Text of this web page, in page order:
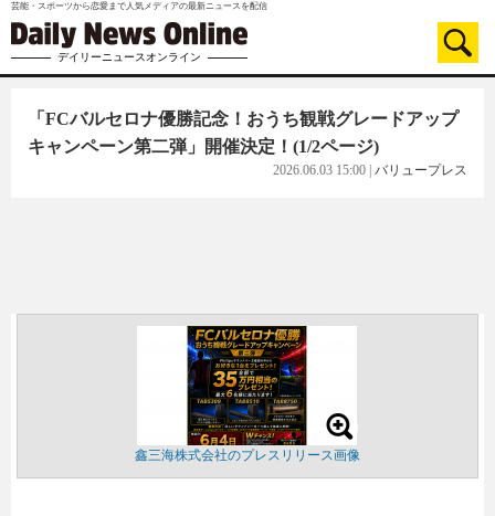
芸能・スポーツから恋愛まで人気メディアの最新ニュースを配信
デイリーニュースオンライン
「FCバルセロナ優勝記念！おうち観戦グレードアップ
キャンペーン第二弾」開催決定！ (1/2ページ)
2026.06.03 15:00 バリュープレス
鑫三海株式会社のプレスリリース画像